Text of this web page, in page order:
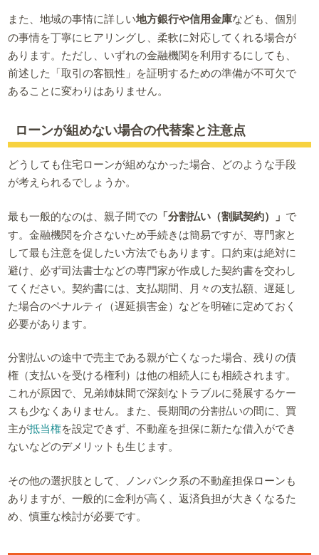
また、地域の事情に詳しい地方銀行や信用金庫なども、個別
の事情を丁寧にヒアリングし、柔軟に対応してくれる場合が
あります。ただし、いずれの金融機関を利用するにしても、
前述した「取引の客観性」を証明するための準備が不可欠で
あることに変わりはありません。
ローンが組めない場合の代替案と注意点
どうしても住宅ローンが組めなかった場合、どのような手段
が考えられるでしょうか。
最も一般的なのは、親子間での 「分割払い（割賦契約）」 で
す。金融機関を介さないため手続きは簡易ですが、専門家と
して最も注意を促したい方法でもあります。口約束は絶対に
避け、必ず司法書士などの専門家が作成した契約書を交わし
てください。契約書には、支払期間、月々の支払額、遅延し
た場合のペナルティ（遅延損害金）などを明確に定めておく
必要があります。
分割払いの途中で売主である親が亡くなった場合、残りの債
権（支払いを受ける権利）は他の相続人にも相続されます。
これが原因で、兄弟姉妹間で深刻なトラブルに発展するケー
スも少なくありません。また、長期間の分割払いの間に、買
主が抵当権を設定できず、不動産を担保に新たな借入ができ
ないなどのデメリットも生じます。
その他の選択肢として、ノンバンク系の不動産担保ローンも
ありますが、一般的に金利が高く、返済負担が大きくなるた
め、慎重な検討が必要です。